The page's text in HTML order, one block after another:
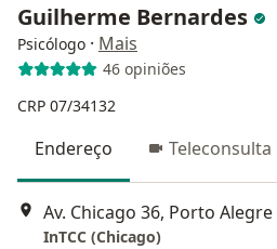
Guilherme Bernardes
Psicólogo · Mais
46 opiniões
CRP 07/34132
Endereço Teleconsulta
Av. Chicago 36, Porto Alegre
InTCC (Chicago)